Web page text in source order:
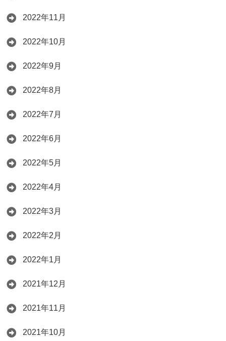
2022年11月
2022年10月
2022年9月
2022年8月
2022年7月
2022年6月
2022年5月
2022年4月
2022年3月
2022年2月
2022年1月
2021年12月
2021年11月
2021年10月